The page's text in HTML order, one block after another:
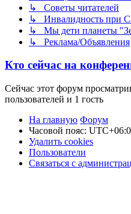
↳ Советы читателей
↳ Инвалидность при
↳ Мы дети планеты
↳ Реклама/Объявления
Кто сейчас на
Сейчас этот форум
пользователей и 1 гость
На главную Форум
Часовой пояс:
Удалить cookies
Пользователи
Связаться с